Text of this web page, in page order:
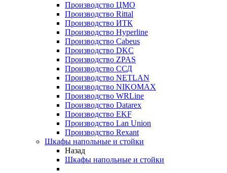
Производство ЦМО
Производство Rittal
Производство ИТК
Производство Hyperline
Производство Cabeus
Производство DKC
Производство ZPAS
Производство ССД
Производство NETLAN
Производство NIKOMAX
Производство WRLine
Производство Datarex
Производство EKF
Производство Lan Union
Производство Rexant
Шкафы напольные и стойки
Назад
Шкафы напольные и стойки